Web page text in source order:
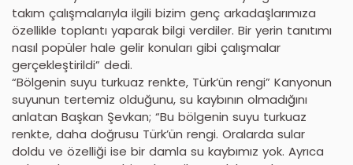
takım çalışmalarıyla ilgili bizim genç arkadaşlarımıza
özellikle toplantı yaparak bilgi verdiler. Bir yerin tanıtımı
nasıl popüler hale gelir konuları gibi çalışmalar
gerçekleştirildi” dedi.
“Bölgenin suyu turkuaz renkte, Türk’ün rengi” Kanyonun
suyunun tertemiz olduğunu, su kaybının olmadığını
anlatan Başkan Şevkan; “Bu bölgenin suyu turkuaz
renkte, daha doğrusu Türk’ün rengi. Oralarda sular
doldu ve özelliği ise bir damla su kaybımız yok. Ayrıca